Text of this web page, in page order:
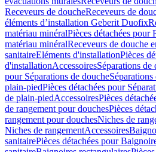
Receveurs de doucheReceveurs de
éléments d’installation Geberit Duofix
matériau minéralPièces détachées pour
matériau minéralReceveurs de douche
sanitaireEléments d'installationPièces
d'installationAccessoiresSéparations de
pour Séparations de douche
plain-piedPièces détachées pour
de plain-piedAccessoiresPièces
de rangement pour douchesPièces
rangement pour douchesNiches de
Niches de rangementAccessoires
sanitairePièces détachées pour